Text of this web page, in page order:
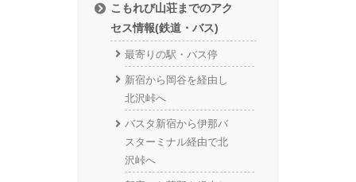
こもれび山荘までのアク
セス情報(鉄道・バス)
最寄りの駅・バス停
新宿から岡谷を経由し
北沢峠へ
バスタ新宿から伊那バ
スターミナル経由で北
沢峠へ